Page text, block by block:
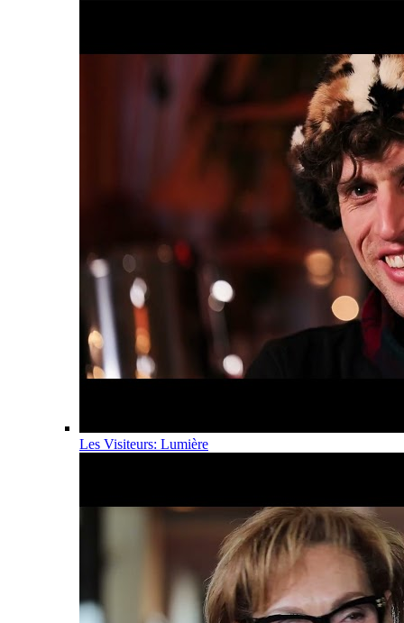
Les Visiteurs: Lumière